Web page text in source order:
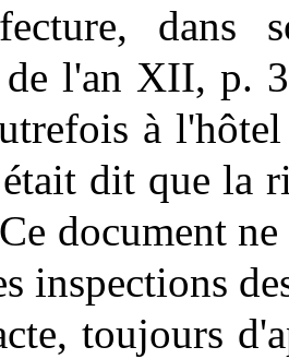
dans
de l'an XII, p.
à
dit que la
document
inspections
toujours